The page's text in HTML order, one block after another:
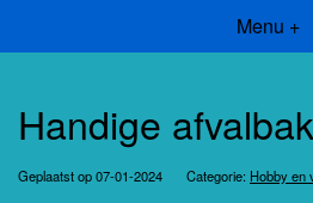
Menu +
Handige
Geplaatst op 07-01-2024 Categorie: Hobby en